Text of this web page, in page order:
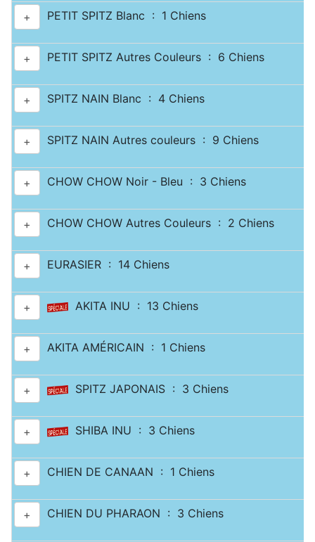
+ PETIT SPITZ Blanc : 1 Chiens
+ PETIT SPITZ Autres Couleurs : 6 Chiens
+ SPITZ NAIN Blanc : 4 Chiens
+ SPITZ NAIN Autres couleurs : 9 Chiens
+ CHOW CHOW Noir - Bleu : 3 Chiens
+ CHOW CHOW Autres Couleurs : 2 Chiens
+ EURASIER : 14 Chiens
+ AKITA INU : 13 Chiens
+ AKITA AMÉRICAIN : 1 Chiens
+ SPITZ JAPONAIS : 3 Chiens
+ SHIBA INU : 3 Chiens
+ CHIEN DE CANAAN : 1 Chiens
+ CHIEN DU PHARAON : 3 Chiens